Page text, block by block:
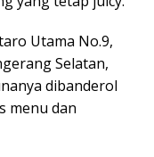
Utama No.9,
Selatan,
dibanderol
menu dan